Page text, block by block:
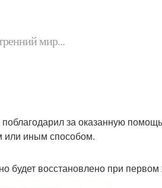
мир...
за оказанную
или иным способом.
будет восстановлено при